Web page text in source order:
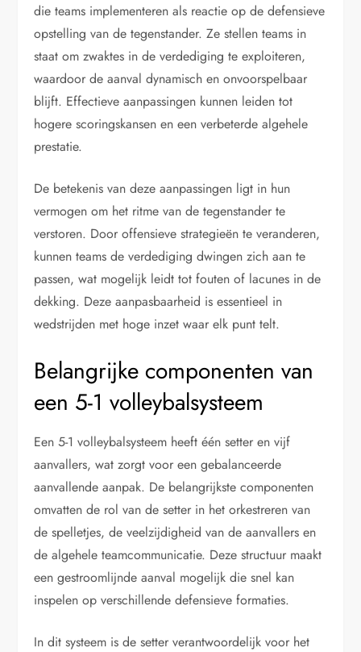
die teams implementeren als reactie op de defensieve
opstelling van de tegenstander. Ze stellen teams in
staat om zwaktes in de verdediging te exploiteren,
waardoor de aanval dynamisch en onvoorspelbaar
blijft. Effectieve aanpassingen kunnen leiden tot
hogere scoringskansen en een verbeterde algehele
prestatie.
De betekenis van deze aanpassingen ligt in hun
vermogen om het ritme van de tegenstander te
verstoren. Door offensieve strategieën te veranderen,
kunnen teams de verdediging dwingen zich aan te
passen, wat mogelijk leidt tot fouten of lacunes in de
dekking. Deze aanpasbaarheid is essentieel in
wedstrijden met hoge inzet waar elk punt telt.
Belangrijke componenten van
een 5-1 volleybalsysteem
Een 5-1 volleybalsysteem heeft één setter en vijf
aanvallers, wat zorgt voor een gebalanceerde
aanvallende aanpak. De belangrijkste componenten
omvatten de rol van de setter in het orkestreren van
de spelletjes, de veelzijdigheid van de aanvallers en
de algehele teamcommunicatie. Deze structuur maakt
een gestroomlijnde aanval mogelijk die snel kan
inspelen op verschillende defensieve formaties.
In dit systeem is de setter verantwoordelijk voor het